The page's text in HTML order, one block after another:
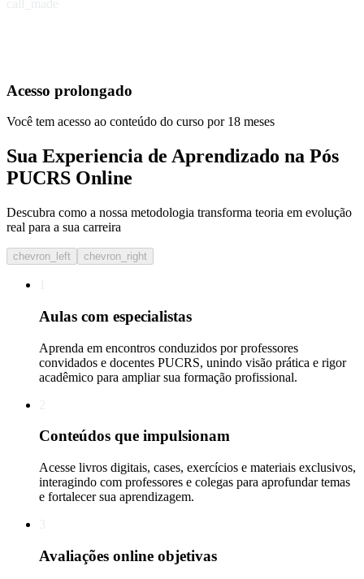
Acesso prolongado
Você tem acesso ao conteúdo do curso por 18 meses
Sua Experiencia de Aprendizado na Pós
PUCRS Online
Descubra como a nossa metodologia transforma teoria em evolução
real para a sua carreira​
chevron_left chevron_right
Aulas com especialistas
Aprenda em encontros conduzidos por professores
convidados e docentes PUCRS, unindo visão prática e rigor
acadêmico para ampliar sua formação profissional.
Conteúdos que impulsionam
Acesse livros digitais, cases, exercícios e materiais exclusivos,
interagindo com professores e colegas para aprofundar temas
e fortalecer sua aprendizagem.
Avaliações online objetivas